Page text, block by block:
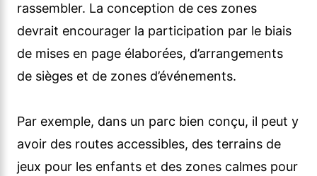
rassembler. La conception de ces zones
devrait encourager la participation par le biais
de mises en page élaborées, d’arrangements
de sièges et de zones d’événements.
Par exemple, dans un parc bien conçu, il peut y
avoir des routes accessibles, des terrains de
jeux pour les enfants et des zones calmes pour